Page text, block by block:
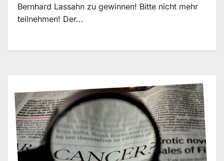
Bernhard Lassahn zu gewinnen! Bitte nicht mehr
teilnehmen! Der…